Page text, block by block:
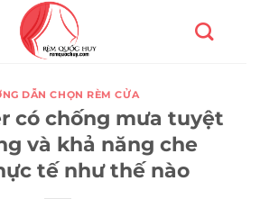
DẪN CHỌN RÈM CỬA
có chống mưa tuyệt
và khả năng che
tế như thế nào